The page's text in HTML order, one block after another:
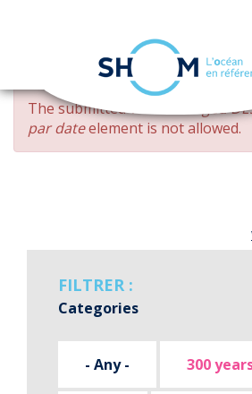
Skip
main
content
ERROR
MESSAGE
The submitted value changed
par dateelement is not allowed.
FILTRER :
Categories
- Any - 300